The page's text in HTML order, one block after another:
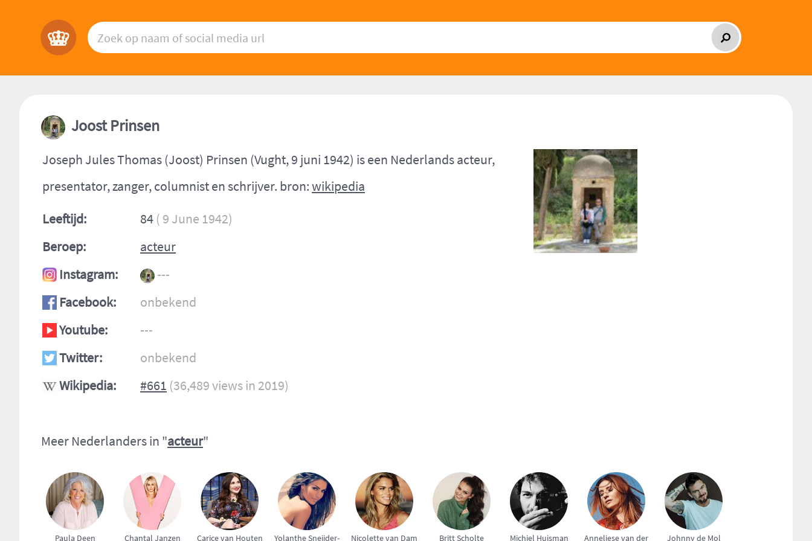
Joost Prinsen
Joseph Jules Thomas (Joost) Prinsen (Vught, 9 juni 1942) is een Nederlands acteur,
presentator, zanger, columnist en schrijver. bron:wikipedia
Leeftijd:
84 ( 9 June 1942)
Beroep:
acteur
Instagram:
---
Facebook:
onbekend
Youtube:
---
Twitter:
onbekend
Wikipedia:
#661 (36,489 views in 2019)
Meer Nederlanders in "acteur"
Paula Deen Chantal Janzen Carice van Houten Yolanthe Sneijder- Nicolette van Dam Britt Scholte Michiel Huisman Anneliese van der Johnny de Mol